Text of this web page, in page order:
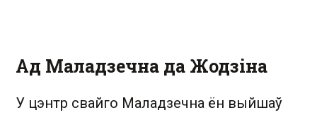
Ад Маладзечна да Жодзіна
У цэнтр свайго Маладзечна ён выйшаў